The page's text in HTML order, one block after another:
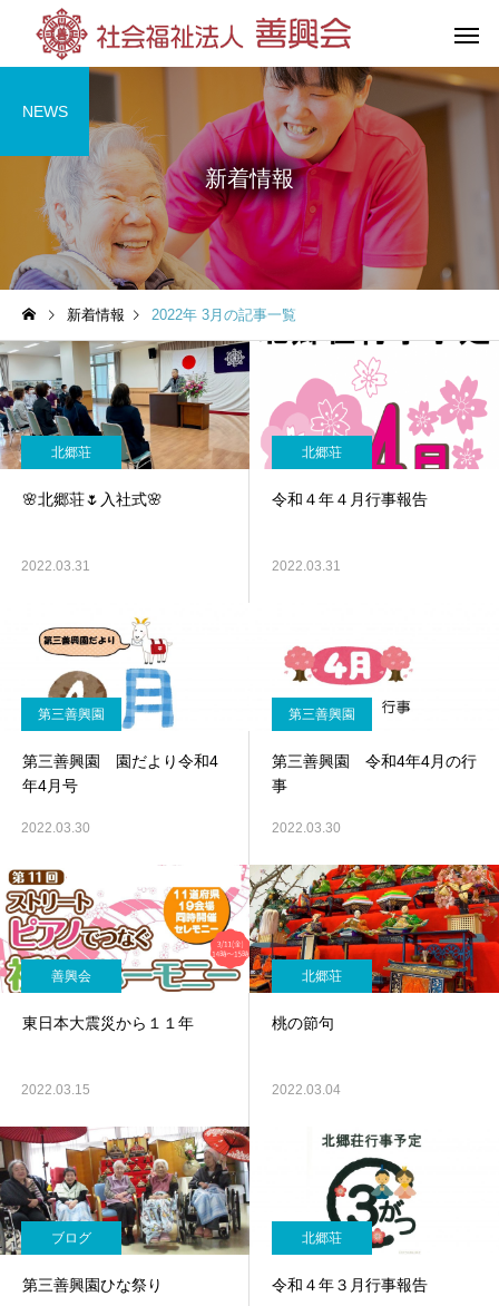
花の王善興園
（特別養護老人ホーム） （特別養護老人
グループホーム
杉の湯荘
（共同生活援助）
新着情報
NEWS
新着情報 2022年 3月の記事一覧
北郷荘
🌸北郷荘🌷入社式🌸
2022.03.31
北郷荘
令和４年４月行事報告
2022.03.31
第三善興園
第三善興園 園だより令和4
年4月号
2022.03.30
第三善興園
第三善興園 令和4年4月の行
事
2022.03.30
善興会
東日本大震災から１１年
2022.03.15
北郷荘
桃の節句
2022.03.04
ブログ
第三善興園ひな祭り
北郷荘
令和４年３月行事報告